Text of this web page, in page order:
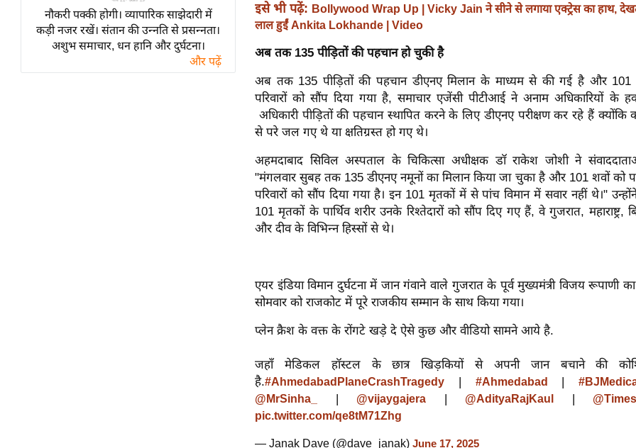
त्योहार
राशिफल
विशेष
विश्लेषण
नौकरी पक्की होगी। व्यापारिक साझेदारी में
कड़ी नजर रखें। संतान की उन्नति से प्रसन्नता।
अशुभ समाचार, धन हानि और दुर्घटना।
और पढ़ें
इसे भी पढ़ें: Bollywood Wrap Up | Vicky Jain ने सीने से लगाया एक्ट्रेस का हाथ,
लाल हुईं Ankita Lokhande | Video
अब तक 135 पीड़ितों की पहचान हो चुकी है
अब तक 135 पीड़ितों की पहचान डीएनए मिलान के माध्यम से की गई है और
परिवारों को सौंप दिया गया है, समाचार एजेंसी पीटीआई ने अनाम अधिकारियों के
अधिकारी पीड़ितों की पहचान स्थापित करने के लिए डीएनए परीक्षण कर रहे हैं
से परे जल गए थे या क्षतिग्रस्त हो गए थे।
अहमदाबाद सिविल अस्पताल के चिकित्सा अधीक्षक डॉ राकेश जोशी ने
"मंगलवार सुबह तक 135 डीएनए नमूनों का मिलान किया जा चुका है और 101 शवों को
परिवारों को सौंप दिया गया है। इन 101 मृतकों में से पांच विमान में सवार नहीं थे।"
101 मृतकों के पार्थिव शरीर उनके रिश्तेदारों को सौंप दिए गए हैं, वे गुजरात, महाराष्ट्र,
और दीव के विभिन्न हिस्सों से थे।
एयर इंडिया विमान दुर्घटना में जान गंवाने वाले गुजरात के पूर्व मुख्यमंत्री विजय रूपाणी
सोमवार को राजकोट में पूरे राजकीय सम्मान के साथ किया गया।
प्लेन क्रैश के वक्त के रोंगटे खड़े दे ऐसे कुछ और वीडियो सामने आये है.
जहाँ मेडिकल हॉस्टल के छात्र खिड़कियों से अपनी जान बचाने की
है.#AhmedabadPlaneCrashTragedy | #Ahmedabad |
@MrSinha_ | @vijaygajera | @AdityaRajKaul |
pic.twitter.com/qe8tM71Zhg
— Janak Dave (@dave_janak) June 17, 2025